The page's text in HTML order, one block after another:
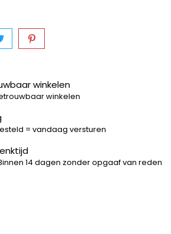
winkelen
winkelen
= vandaag versturen
14 dagen zonder opgaaf van reden